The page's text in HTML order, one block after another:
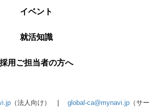
イベント
就活知識
採用ご担当者の方へ
（法人向け） | global-ca@mynavi.jp （サー